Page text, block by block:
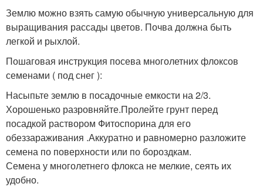
Землю можно взять самую обычную универсальную для
выращивания рассады цветов. Почва должна быть
легкой и рыхлой.
Пошаговая инструкция посева многолетних флоксов
семенами ( под снег ):
Насыпьте землю в посадочные емкости на 2/3.
Хорошенько разровняйте.Пролейте грунт перед
посадкой раствором Фитоспорина для его
обеззараживания .Аккуратно и равномерно разложите
семена по поверхности или по бороздкам.
Семена у многолетнего флокса не мелкие, сеять их
удобно.